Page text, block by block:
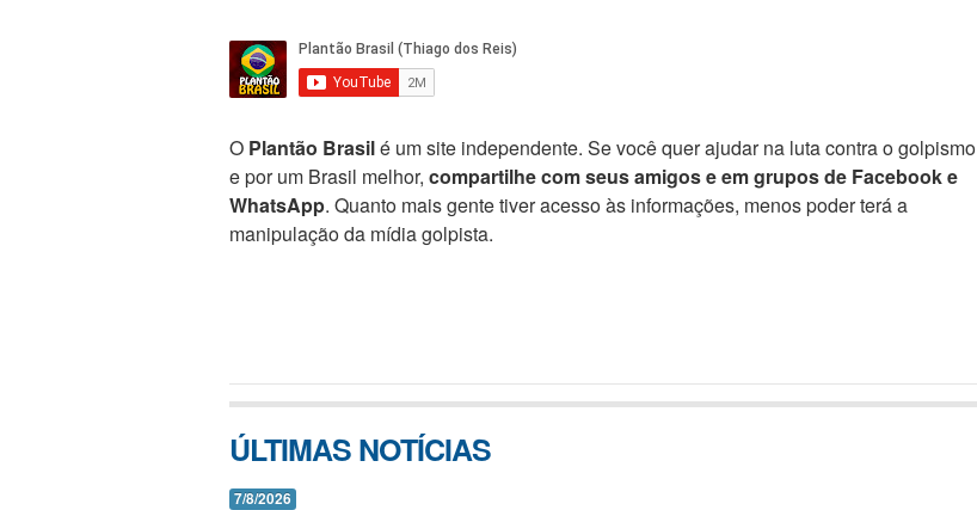
O Plantão Brasilé um site independente. Se você quer ajudar na luta contra o golpismo
e por um Brasil melhor, compartilhe com seus amigos e em grupos de Facebook e
WhatsApp. Quanto mais gente tiver acesso às informações, menos poder terá a
manipulação da mídia golpista.
ÚLTIMAS NOTÍCIAS
7/8/2026